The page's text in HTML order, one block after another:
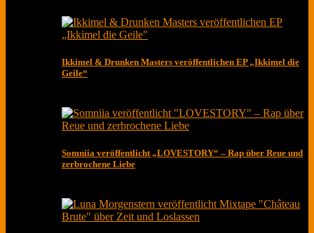
Ikkimel & Drunken Masters veröffentlichen EP „Ikkimel die
Geile“
Somniia veröffentlicht „LOVESTORY“ – Rap über Reue und
zerbrochene Liebe